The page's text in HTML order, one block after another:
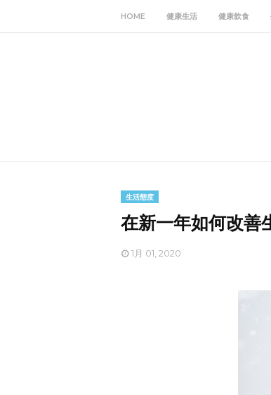
HOME 健康生活 健康飲食
生活態度
在新一年如何改善
1月 01, 2020